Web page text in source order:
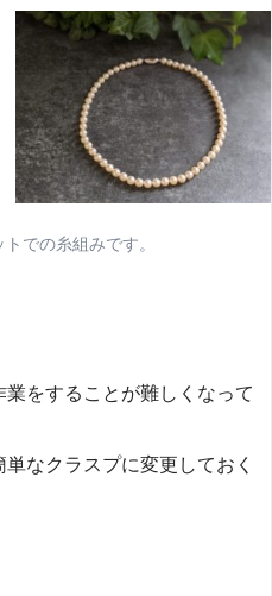
での糸組みです。
をすることが難しくなって
なクラスプに変更しておく